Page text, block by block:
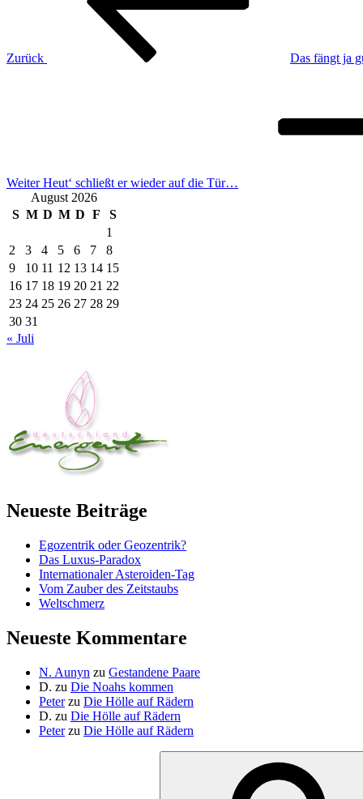
Zurück
Das fängt ja
Weiter Heut‘ schließt er wieder auf die Tür…
August 2026
S M D M D F
S
1
2
3 4 5 6 7
8
9
10 11 12 13 14 15
16 17 18 19 20 21 22
23 24 25 26 27 28 29
30 31
« Juli
Neueste Beiträge
Egozentrik oder Geozentrik?
Das Luxus-Paradox
Internationaler Asteroiden-Tag
Vom Zauber des Zeitstaubs
Weltschmerz
Neueste Kommentare
N. Aunyn zu Gestandene Paare
D. zu Die Noahs kommen
Peterzu Die Hölle auf Rädern
D. zu Die Hölle auf Rädern
Peterzu Die Hölle auf Rädern